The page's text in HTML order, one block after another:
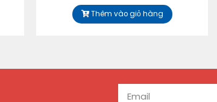
Thêm vào giỏ hàng